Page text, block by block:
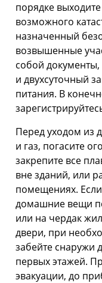
порядке
возможного
назначенный
возвышенные
собой
и двухсуточный
питания. В
Перед уходом из
и газ, погасите
закрепите все
вне зданий, или
помещениях.
домашние вещи
или на чердак
двери, при
забейте снаружи
первых этажей.
эвакуации, до